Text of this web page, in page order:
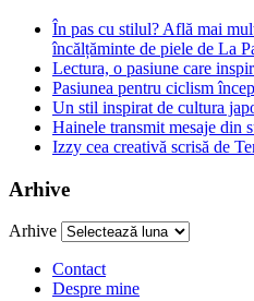
În pas cu stilul? Află mai
încălțăminte de piele de La
Lectura, o pasiune care
Pasiunea pentru ciclism
Un stil inspirat de cultura
Hainele transmit mesaje din
Izzy cea creativă scrisă de
Arhive
Arhive
Contact
Despre mine